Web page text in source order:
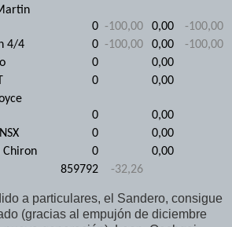
0 -100,00 0,00
-100,00
4/4 0 -100,00 0,00
-100,00
0
0,00
0 0,00
0
0,00
0
0,00
Chiron 0
0,00
859792 -32,26
a particulares, el Sandero, consigue
(gracias al empujón de diciembre